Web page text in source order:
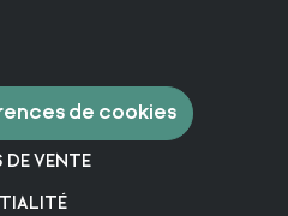
de cookies
VENTE